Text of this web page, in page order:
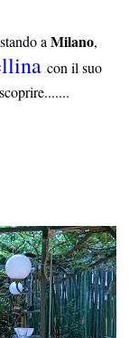
aMilano,
con il suo